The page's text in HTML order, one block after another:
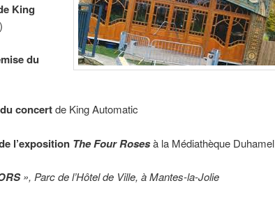
King
du
concertde King Automatic
l’exposition The Four Rosesà la Médiathèque Duhamel
», Parc de l’Hôtel de Ville, à Mantes-la-Jolie